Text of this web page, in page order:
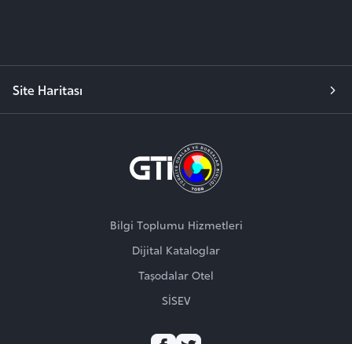
Site Haritası
Bilgi Toplumu Hizmetleri
Dijital Kataloglar
Taşodalar Otel
SİSEV